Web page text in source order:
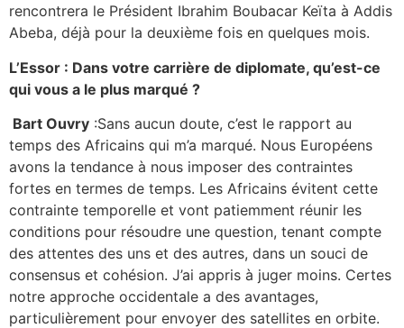
rencontrera le Président Ibrahim Boubacar Keïta à Addis
Abeba, déjà pour la deuxième fois en quelques mois.
L’Essor : Dans votre carrière de diplomate, qu’est-ce
qui vous a le plus marqué ?
Bart Ouvry :Sans aucun doute, c’est le rapport au
temps des Africains qui m’a marqué. Nous Européens
avons la tendance à nous imposer des contraintes
fortes en termes de temps. Les Africains évitent cette
contrainte temporelle et vont patiemment réunir les
conditions pour résoudre une question, tenant compte
des attentes des uns et des autres, dans un souci de
consensus et cohésion. J’ai appris à juger moins. Certes
notre approche occidentale a des avantages,
particulièrement pour envoyer des satellites en orbite.